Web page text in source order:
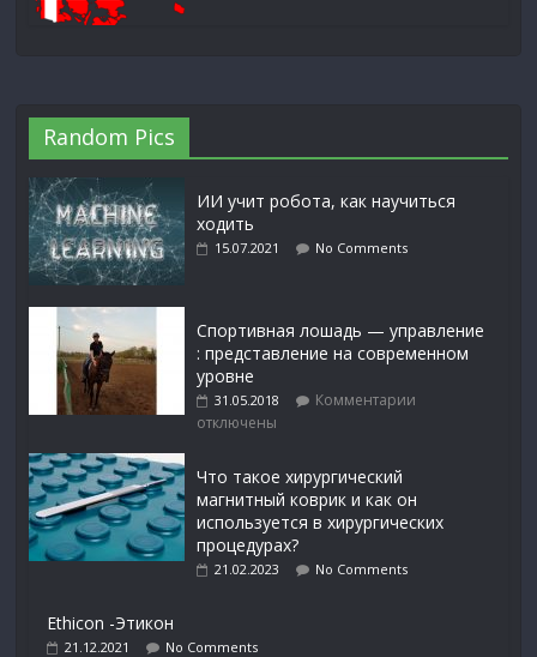
Random Pics
ИИ учит робота, как научиться
ходить
15.07.2021 No Comments
Спортивная лошадь — управление
: представление на современном
уровне
31.05.2018
Комментарии
отключены
Что такое хирургический
магнитный коврик и как он
используется в хирургических
процедурах?
21.02.2023 No Comments
Ethicon -Этикон
21.12.2021 No Comments